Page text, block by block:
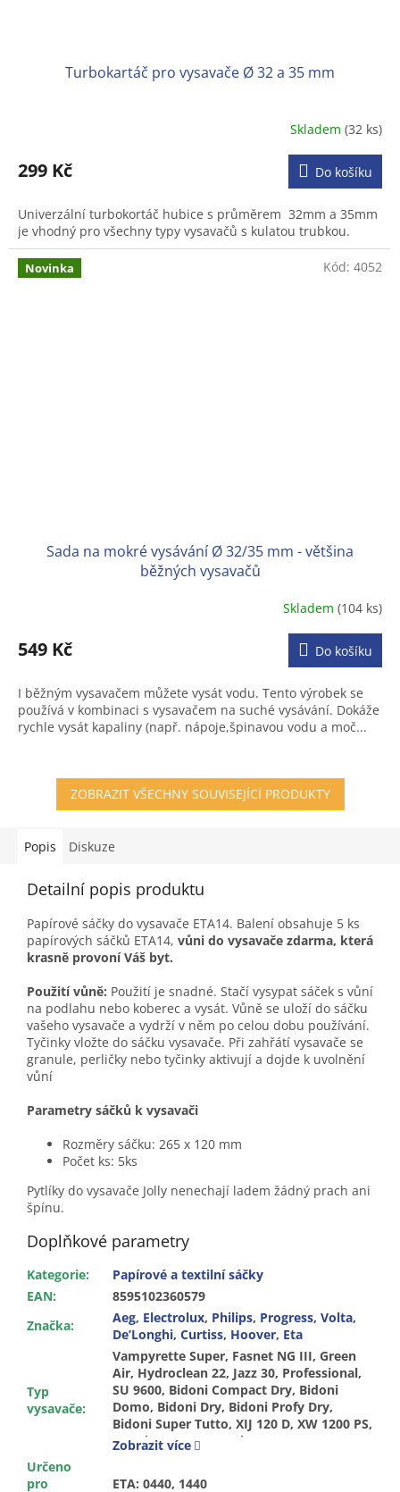
Turbokartáč pro vysavače Ø 32 a 35 mm
produktu
je
z
5
hvězdiček.
Skladem(32 ks)
299 Kč Do košíku
Univerzální turbokortáč hubice s průměrem 32mm a 35mm
je vhodný pro všechny typy vysavačů s kulatou trubkou.
Novinka
Sada na mokré vysávání Ø 32/35 mm - většina
běžných vysavačů
produktu
je
z
5
hvězdiček.
Skladem(104 ks)
549 Kč Do košíku
I běžným vysavačem můžete vysát vodu. Tento výrobek se
používá v kombinaci s vysavačem na suché vysávání. Dokáže
rychle vysát kapaliny (např. nápoje,špinavou vodu a moč...
Kód: 4052
ZOBRAZIT VŠECHNY SOUVISEJÍCÍ PRODUKTY
Popis Diskuze
Detailní popis produktu
Papírové sáčky do vysavače ETA14. Balení obsahuje 5 ks
papírových sáčků ETA14, vůni do vysavače zdarma, která
krasně provoní Váš byt.
Použití vůně: Použití je snadné. Stačí vysypat sáček s vůní
na podlahu nebo koberec a vysát. Vůně se uloží do sáčku
vašeho vysavače a vydrží v něm po celou dobu používání.
Tyčinky vložte do sáčku vysavače. Při zahřátí vysavače se
granule, perličky nebo tyčinky aktivují a dojde k uvolnění
vůní
Parametry sáčků k vysavači
Rozměry sáčku: 265 x 120 mm
Počet ks: 5ks
Pytlíky do vysavače Jolly nenechají ladem žádný prach ani
špínu.
Doplňkové parametry
Kategorie:
Papírové a textilní sáčky
EAN:
8595102360579
Značka: Aeg, Electrolux, Philips, Progress, Volta,
De’Longhi, Curtiss, Hoover, Eta
Typ
vysavače:
Vampyrette Super, Fasnet NG III, Green
Air, Hydroclean 22, Jazz 30, Professional,
SU 9600, Bidoni Compact Dry, Bidoni
Domo, Bidoni Dry, Bidoni Profy Dry,
Bidoni Super Tutto, XIJ 120 D, XW 1200 PS,
Aqualux A 200, Aqualux A 2001, A 2031,
Zobrazit více
Určeno
pro
ETA: 0440, 1440